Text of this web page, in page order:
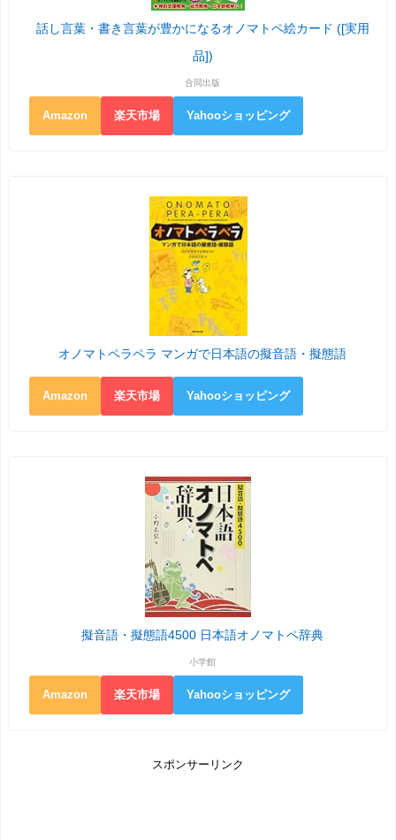
話し言葉・書き言葉が豊かになるオノマトペ絵カード ([実用
品])
合同出版
Amazon 楽天市場 Yahooショッピング
オノマトペラペラ マンガで日本語の擬音語・擬態語
Amazon 楽天市場 Yahooショッピング
擬音語・擬態語4500 日本語オノマトペ辞典
小学館
Amazon 楽天市場 Yahooショッピング
スポンサーリンク